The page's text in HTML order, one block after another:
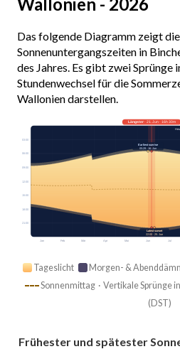
Wallonien - 2026
Das folgende Diagramm zeigt
Sonnenuntergangszeiten in
des Jahres. Es gibt zwei Sprünge
Stundenwechsel für die
Wallonien darstellen.
Jan Feb Mär Apr Mai Jun Jul
03:00
06:00
09:00
12:00
15:00
18:00
21:00
Längster· 21. Jun · 16h 30m
Earliest sunrise
05:29 · 16. Jun
Latest sunset
22:00 · 25. Jun
Tageslicht Morgen- &
Sonnenmittag · Vertikale Sprünge
(DST)
Frühester und spätester